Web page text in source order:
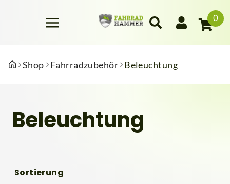
0
Shop Fahrradzubehör Beleuchtung
Beleuchtung
Sortierung